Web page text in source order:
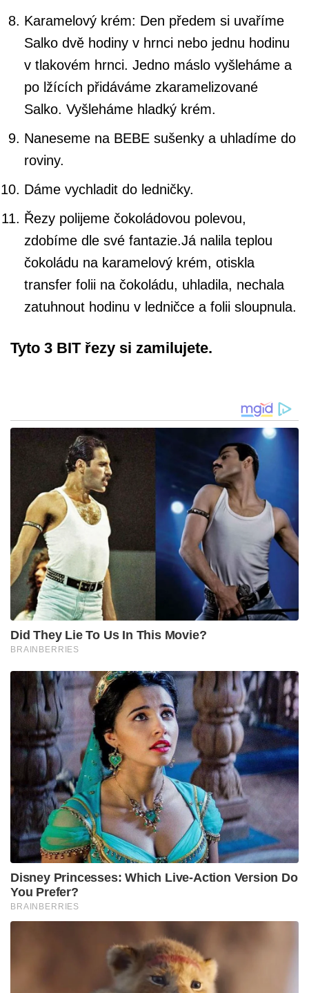
Karamelový krém: Den předem si uvaříme
Salko dvě hodiny v hrnci nebo jednu hodinu
v tlakovém hrnci. Jedno máslo vyšleháme a
po lžících přidáváme zkaramelizované
Salko. Vyšleháme hladký krém.
Naneseme na BEBE sušenky a uhladíme do
roviny.
Dáme vychladit do ledničky.
Řezy polijeme čokoládovou polevou,
zdobíme dle své fantazie.Já nalila teplou
čokoládu na karamelový krém, otiskla
transfer folii na čokoládu, uhladila, nechala
zatuhnout hodinu v ledničce a folii sloupnula.
Tyto 3 BIT řezy si zamilujete.